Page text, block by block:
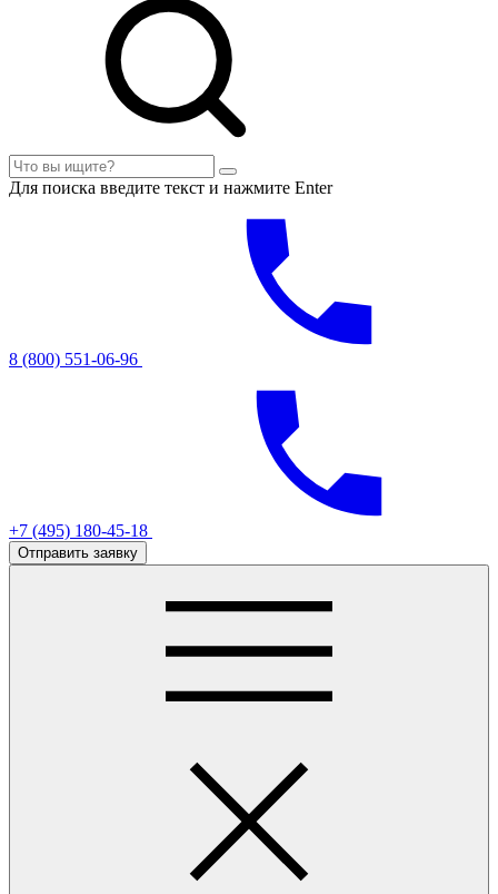
Для поиска введите текст и нажмите Enter
8 (800) 551-06-96
+7 (495) 180-45-18
Отправить заявку